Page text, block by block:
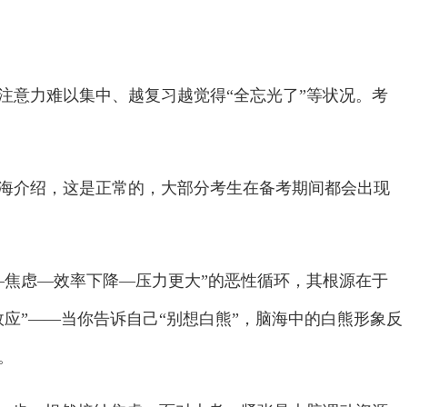
力难以集中、越复习越觉得“全忘光了”等状况。考
绍，这是正常的，大部分考生在备考期间都会出现
虑—效率下降—压力更大”的恶性循环，其根源在于
”——当你告诉自己“别想白熊”，脑海中的白熊形象反